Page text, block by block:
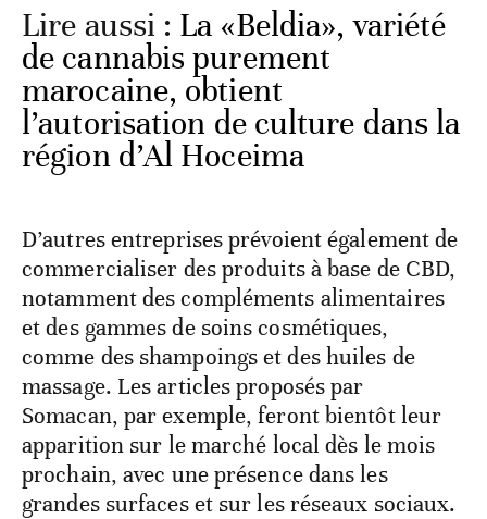
Lire aussi : La «Beldia», variété
de cannabis purement
marocaine, obtient
l’autorisation de culture dans la
région d’Al Hoceima
D’autres entreprises prévoient également de
commercialiser des produits à base de CBD,
notamment des compléments alimentaires
et des gammes de soins cosmétiques,
comme des shampoings et des huiles de
massage. Les articles proposés par
Somacan, par exemple, feront bientôt leur
apparition sur le marché local dès le mois
prochain, avec une présence dans les
grandes surfaces et sur les réseaux sociaux.